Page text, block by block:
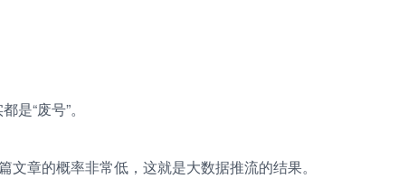
是“废号”。
文章的概率非常低，这就是大数据推流的结果。